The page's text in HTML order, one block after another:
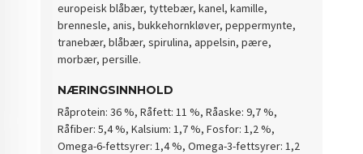
europeisk blåbær, tyttebær, kanel, kamille,
brennesle, anis, bukkehornkløver, peppermynte,
tranebær, blåbær, spirulina, appelsin, pære,
morbær, persille.
NÆRINGSINNHOLD
Råprotein: 36 %, Råfett: 11 %, Råaske: 9,7 %,
Råfiber: 5,4 %, Kalsium: 1,7 %, Fosfor: 1,2 %,
Omega-6-fettsyrer: 1,4 %, Omega-3-fettsyrer: 1,2